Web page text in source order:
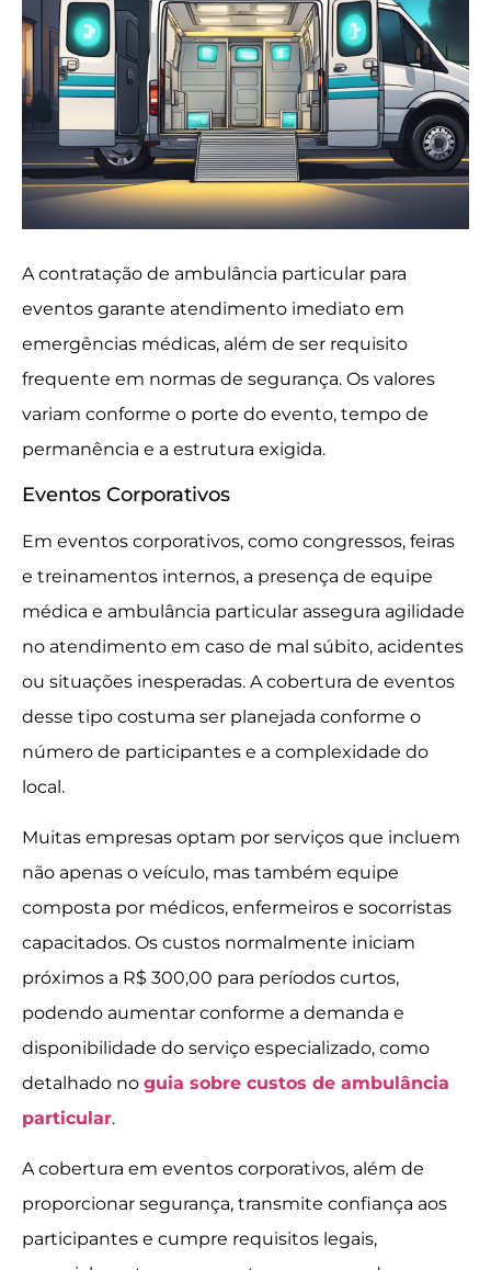
A contratação de ambulância particular para
eventos garante atendimento imediato em
emergências médicas, além de ser requisito
frequente em normas de segurança. Os valores
variam conforme o porte do evento, tempo de
permanência e a estrutura exigida.
Eventos Corporativos
Em eventos corporativos, como congressos, feiras
e treinamentos internos, a presença de equipe
médica e ambulância particular assegura agilidade
no atendimento em caso de mal súbito, acidentes
ou situações inesperadas. A cobertura de eventos
desse tipo costuma ser planejada conforme o
número de participantes e a complexidade do
local.
Muitas empresas optam por serviços que incluem
não apenas o veículo, mas também equipe
composta por médicos, enfermeiros e socorristas
capacitados. Os custos normalmente iniciam
próximos a R$ 300,00 para períodos curtos,
podendo aumentar conforme a demanda e
disponibilidade do serviço especializado, como
detalhado no guia sobre custos de ambulância
particular.
A cobertura em eventos corporativos, além de
proporcionar segurança, transmite confiança aos
participantes e cumpre requisitos legais,